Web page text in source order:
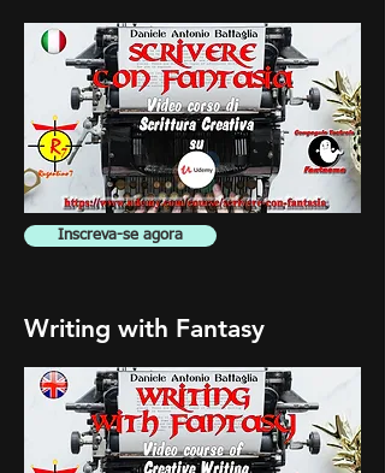
Inscreva-se agora
Writing with Fantasy